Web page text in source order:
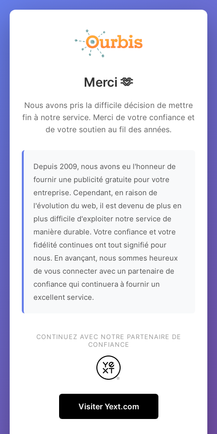
Merci 🫶
Nous avons pris la difficile décision de mettre
fin à notre service. Merci de votre confiance et
de votre soutien au fil des années.
Depuis 2009, nous avons eu l'honneur de
fournir une publicité gratuite pour votre
entreprise. Cependant, en raison de
l'évolution du web, il est devenu de plus en
plus difficile d'exploiter notre service de
manière durable. Votre confiance et votre
fidélité continues ont tout signifié pour
nous. En avançant, nous sommes heureux
de vous connecter avec un partenaire de
confiance qui continuera à fournir un
excellent service.
CONTINUEZ AVEC NOTRE PARTENAIRE DE
CONFIANCE
Visiter Yext.com